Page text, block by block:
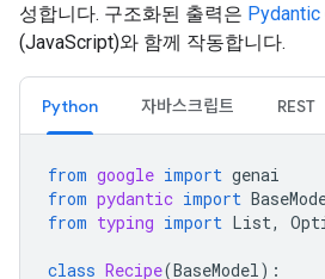
성합니다. 구조화된 출력은 Pydantic
(JavaScript)와 함께 작동합니다.
Python 자바스크립트 REST
from google import genai
from pydantic import
from typing import List,
class Recipe(BaseModel):